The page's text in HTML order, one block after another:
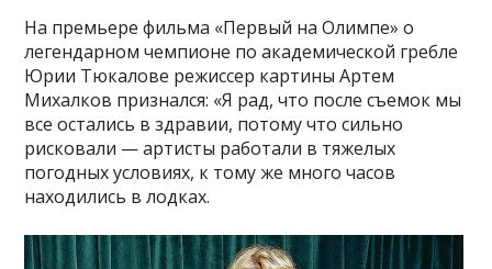
На премьере фильма «Первый на Олимпе» о
легендарном чемпионе по академической гребле
Юрии Тюкалове режиссер картины Артем
Михалков признался: «Я рад, что после съемок мы
все остались в здравии, потому что сильно
рисковали — артисты работали в тяжелых
погодных условиях, к тому же много часов
находились в лодках.